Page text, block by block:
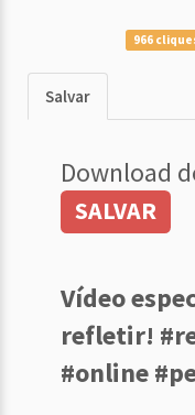
966
Salvar
Download
SALVAR
Vídeo
refletir!
#online